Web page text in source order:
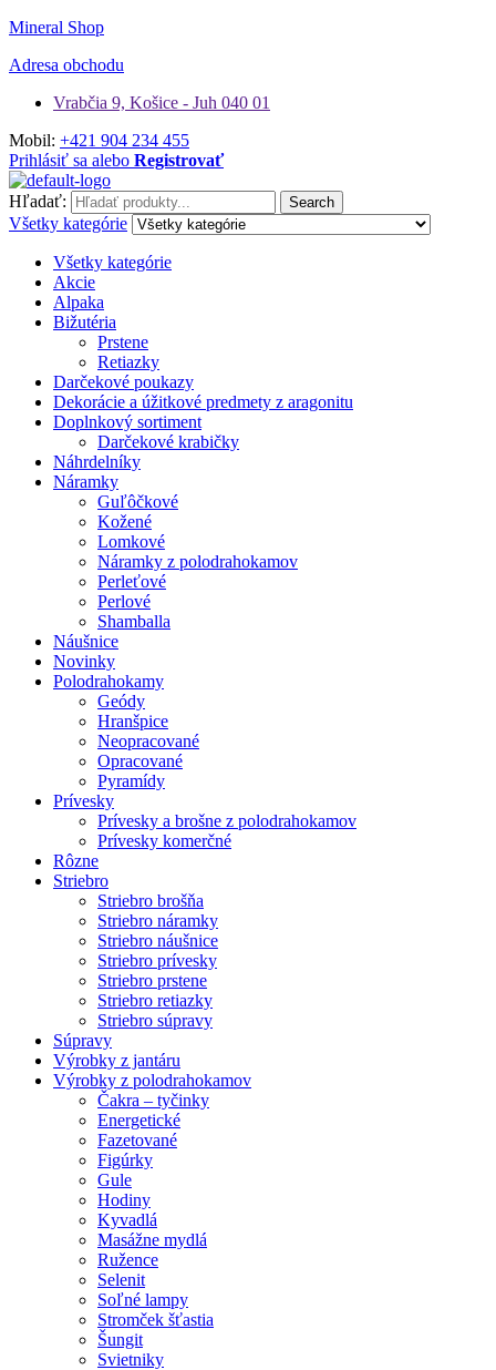
Mineral Shop
Adresa obchodu
Vrabčia 9, Košice - Juh 040 01
Mobil: +421 904 234 455
Prihlásiť sa alebo Registrovať
Hľadať: Search
Všetky kategórie
Všetky kategórie
Akcie
Alpaka
Bižutéria
Prstene
Retiazky
Darčekové poukazy
Dekorácie a úžitkové predmety z aragonitu
Doplnkový sortiment
Darčekové krabičky
Náhrdelníky
Náramky
Guľôčkové
Kožené
Lomkové
Náramky z polodrahokamov
Perleťové
Perlové
Shamballa
Náušnice
Novinky
Polodrahokamy
Geódy
Hranšpice
Neopracované
Opracované
Pyramídy
Prívesky
Prívesky a brošne z polodrahokamov
Prívesky komerčné
Rôzne
Striebro
Striebro brošňa
Striebro náramky
Striebro náušnice
Striebro prívesky
Striebro prstene
Striebro retiazky
Striebro súpravy
Súpravy
Výrobky z jantáru
Výrobky z polodrahokamov
Čakra – tyčinky
Energetické
Fazetované
Figúrky
Gule
Hodiny
Kyvadlá
Masážne mydlá
Ružence
Selenit
Soľné lampy
Stromček šťastia
Šungit
Svietniky